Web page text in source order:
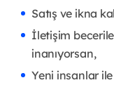
Satış ve ikna
İletişim
inanıyorsan,
Yeni insanlar